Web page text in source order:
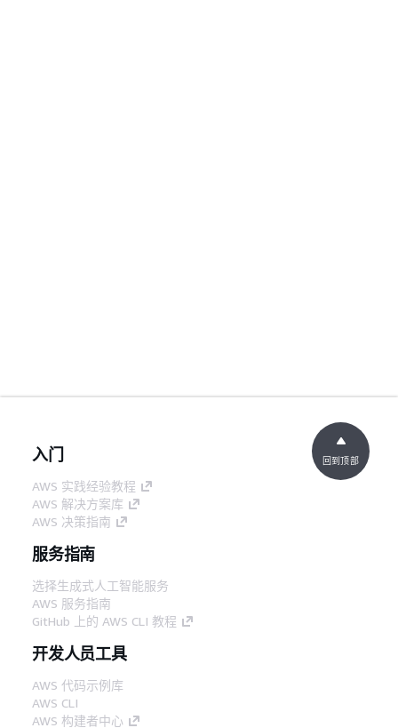
入门
AWS 实践经验教程
AWS 解决方案库
AWS 决策指南
服务指南
选择生成式人工智能服务
AWS 服务指南
GitHub 上的 AWS CLI 教程
开发人员工具
AWS 代码示例库
AWS CLI
AWS 构建者中心
回到顶部